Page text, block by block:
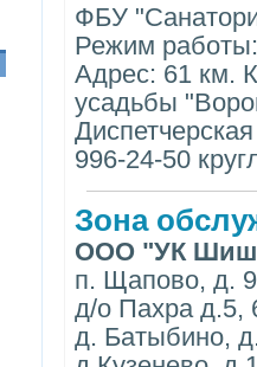
ФБУ
Режим
Адрес: 61 км.
усадьбы
996-24-50
Зона
ООО "УК
п. Щапово, д.
д/о Пахра д.5,
д. Батыбино,